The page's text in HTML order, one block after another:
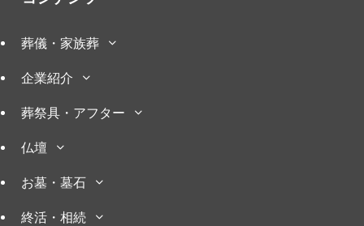
葬儀・家族葬
企業紹介
葬祭具・アフター
仏壇
お墓・墓石
終活・相続